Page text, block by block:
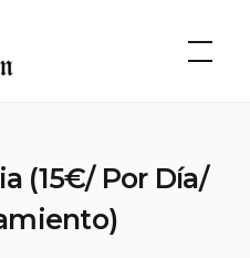
(15€/ Por Día/